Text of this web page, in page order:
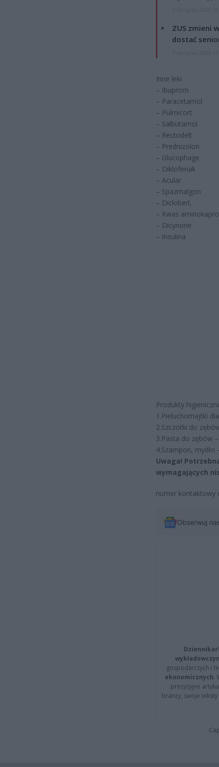
ZUS zmieni
dostać
Inne leki
– Ibuprom
– Paracetamol
– Pulmicort
– Salbutamol
– Rectodelt
– Prednizolon
– Glucophage
– Diklofenak
– Acular
– Spazmalgon
– Dicloberl,
– Kwas
– Dicynone
– Insulina
Produkty
1.Pieluchomajtki
2.Szczotki do
3.Pasta do zębów
4.Szampon,
Uwaga!
wymagających
numer kontaktowy
Obserwuj
gospodarczych i
ekonomicznych.
precyzyjne
branży, swoje